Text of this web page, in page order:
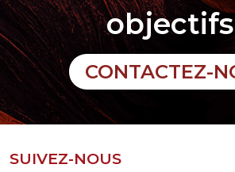
CONTACTEZ-
SUIVEZ-NOUS